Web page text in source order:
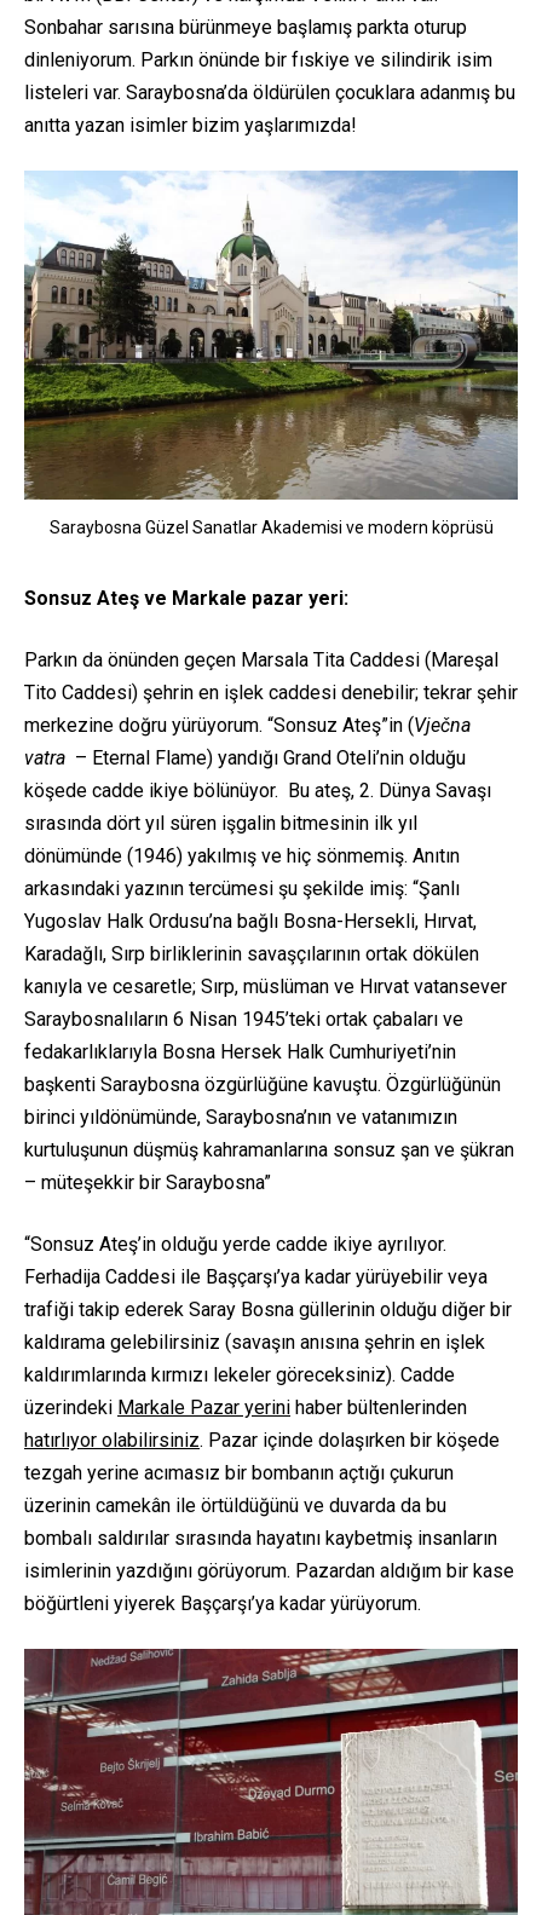
Sonbahar sarısına bürünmeye başlamış parkta oturup
dinleniyorum. Parkın önünde bir fıskiye ve silindirik isim
listeleri var. Saraybosna’da öldürülen çocuklara adanmış bu
anıtta yazan isimler bizim yaşlarımızda!
Saraybosna Güzel Sanatlar Akademisi ve modern köprüsü
Sonsuz Ateş ve Markale pazar yeri:
Parkın da önünden geçen Marsala Tita Caddesi (Mareşal
Tito Caddesi) şehrin en işlek caddesi denebilir; tekrar şehir
merkezine doğru yürüyorum. “Sonsuz Ateş”in (Vječna
vatra – Eternal Flame) yandığı Grand Oteli’nin olduğu
köşede cadde ikiye bölünüyor. Bu ateş, 2. Dünya Savaşı
sırasında dört yıl süren işgalin bitmesinin ilk yıl
dönümünde (1946) yakılmış ve hiç sönmemiş. Anıtın
arkasındaki yazının tercümesi şu şekilde imiş: “Şanlı
Yugoslav Halk Ordusu’na bağlı Bosna-Hersekli, Hırvat,
Karadağlı, Sırp birliklerinin savaşçılarının ortak dökülen
kanıyla ve cesaretle; Sırp, müslüman ve Hırvat vatansever
Saraybosnalıların 6 Nisan 1945’teki ortak çabaları ve
fedakarlıklarıyla Bosna Hersek Halk Cumhuriyeti’nin
başkenti Saraybosna özgürlüğüne kavuştu. Özgürlüğünün
birinci yıldönümünde, Saraybosna’nın ve vatanımızın
kurtuluşunun düşmüş kahramanlarına sonsuz şan ve şükran
– müteşekkir bir Saraybosna”
“Sonsuz Ateş’in olduğu yerde cadde ikiye ayrılıyor.
Ferhadija Caddesi ile Başçarşı’ya kadar yürüyebilir veya
trafiği takip ederek Saray Bosna güllerinin olduğu diğer bir
kaldırama gelebilirsiniz (savaşın anısına şehrin en işlek
kaldırımlarında kırmızı lekeler göreceksiniz). Cadde
üzerindeki Markale Pazar yerini haber bültenlerinden
hatırlıyor olabilirsiniz. Pazar içinde dolaşırken bir köşede
tezgah yerine acımasız bir bombanın açtığı çukurun
üzerinin camekân ile örtüldüğünü ve duvarda da bu
bombalı saldırılar sırasında hayatını kaybetmiş insanların
isimlerinin yazdığını görüyorum. Pazardan aldığım bir kase
böğürtleni yiyerek Başçarşı’ya kadar yürüyorum.